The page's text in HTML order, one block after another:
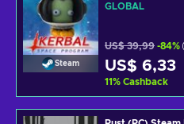
Steam
GLOBAL
US$ 39,99 -84%
US$ 6,33
11% Cashback